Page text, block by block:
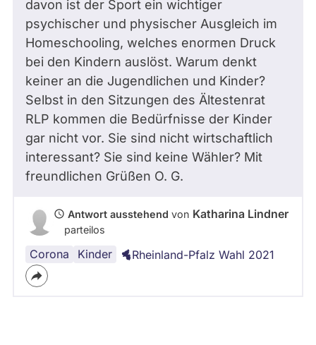
davon ist der Sport ein wichtiger
psychischer und physischer Ausgleich im
Homeschooling, welches enormen Druck
bei den Kindern auslöst. Warum denkt
keiner an die Jugendlichen und Kinder?
Selbst in den Sitzungen des Ältestenrat
RLP kommen die Bedürfnisse der Kinder
gar nicht vor. Sie sind nicht wirtschaftlich
interessant? Sie sind keine Wähler? Mit
freundlichen Grüßen O. G.
Antwort ausstehend von Katharina Lindner
parteilos
Corona Kinder
Sport Rheinland-Pfalz Wahl 2021